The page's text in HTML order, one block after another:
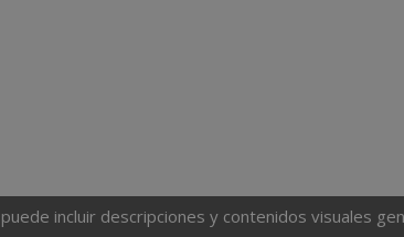
incluir descripciones y contenidos visuales